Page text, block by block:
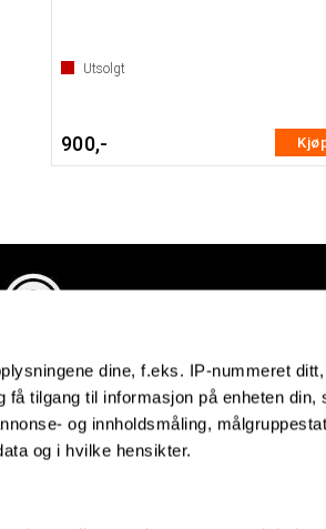
dine, f.eks. IP-nummeret
tilgang til informasjon på enheten din,
og innholdsmåling,
og i hvilke hensikter.
Utsolgt
900,-
4
Grimstad
991434461